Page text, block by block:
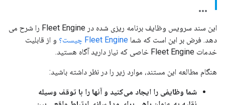
این سند سرویس وظایف برنامه ریزی شده در Fleet Engine را شرح می
دهد. فرض بر این است که شما Fleet Engine چیست؟
و از قابلیت
خدمات Fleet Engine خاصی که نیاز دارید آگاه هستید.
هنگام مطالعه این مستند، موارد زیر را در نظر داشته باشید:
شما وظایفی را ایجاد می‌کنید و آنها را با توقف وسیله